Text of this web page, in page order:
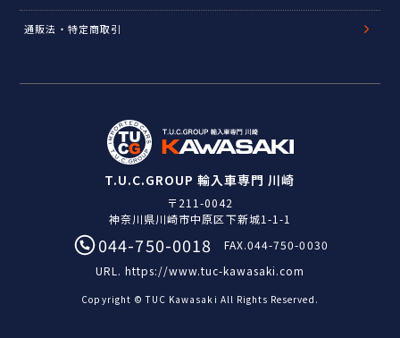
通販法・特定商取引
T.U.C.GROUP 輸入車専門 川崎
〒211-0042
神奈川県川崎市中原区下新城1-1-1
044-750-0018
FAX.044-750-0030
URL. https://www.tuc-kawasaki.com
Copyright © TUC Kawasaki All Rights Reserved.